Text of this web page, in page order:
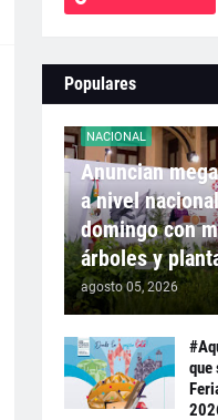
Populares
NACIONAL
Anuncian
a nivel
domingo con
árboles y
agosto 05, 2026
que